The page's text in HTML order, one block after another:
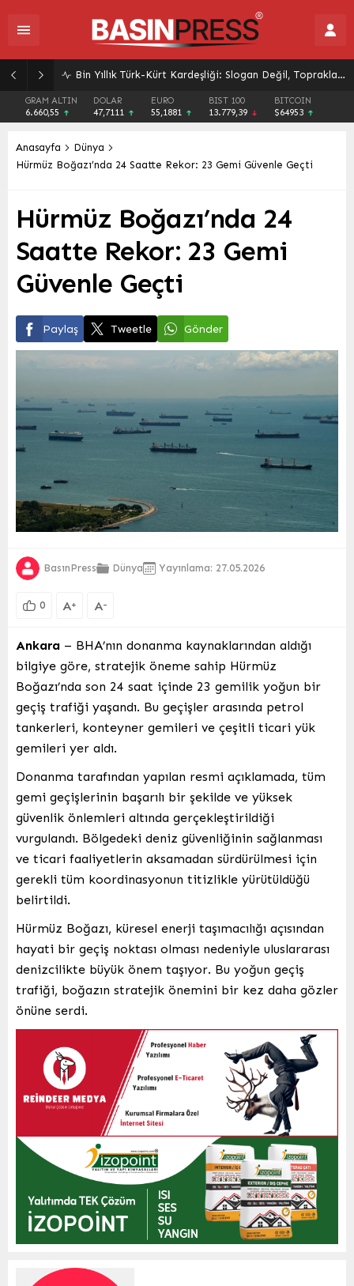
Bin Yıllık Türk-Kürt Kardeşliği: Slogan Değil, Toprakların Gerçeği
GRAM ALTIN
6.660,55
DOLAR
47,7111
EURO
55,1881
BIST 100
13.779,39
BITCOIN
$64953
Anasayfa
Dünya
Hürmüz Boğazı’nda 24 Saatte Rekor: 23 Gemi Güvenle Geçti
Hürmüz Boğazı’nda 24
Saatte Rekor: 23 Gemi
Güvenle Geçti
Paylaş Tweetle Gönder
BasınPress Dünya Yayınlama: 27.05.2026
0 A+ A-
Ankara – BHA’nın donanma kaynaklarından aldığı
bilgiye göre, stratejik öneme sahip Hürmüz
Boğazı’nda son 24 saat içinde 23 gemilik yoğun bir
geçiş trafiği yaşandı. Bu geçişler arasında petrol
tankerleri, konteyner gemileri ve çeşitli ticari yük
gemileri yer aldı.
Donanma tarafından yapılan resmi açıklamada, tüm
gemi geçişlerinin başarılı bir şekilde ve yüksek
güvenlik önlemleri altında gerçekleştirildiği
vurgulandı. Bölgedeki deniz güvenliğinin sağlanması
ve ticari faaliyetlerin aksamadan sürdürülmesi için
gerekli tüm koordinasyonun titizlikle yürütüldüğü
belirtildi.
Hürmüz Boğazı, küresel enerji taşımacılığı açısından
hayati bir geçiş noktası olması nedeniyle uluslararası
denizcilikte büyük önem taşıyor. Bu yoğun geçiş
trafiği, boğazın stratejik önemini bir kez daha gözler
önüne serdi.